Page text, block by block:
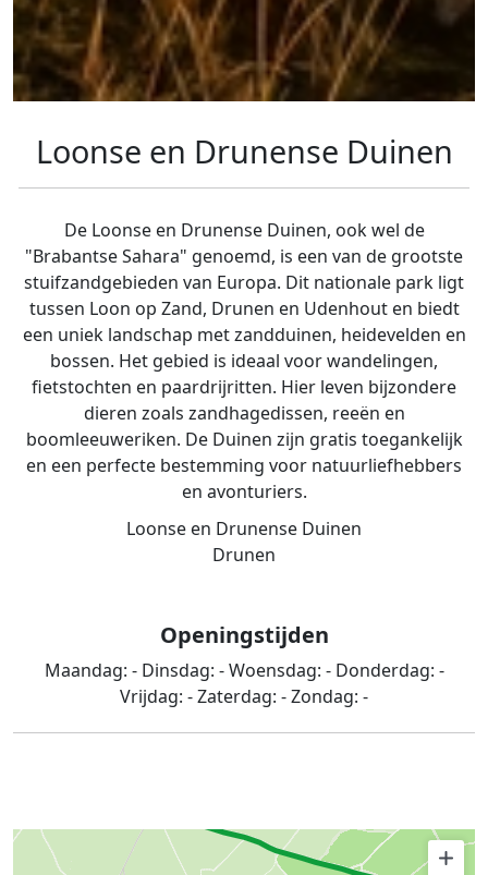
Loonse en Drunense Duinen
De Loonse en Drunense Duinen, ook wel de
"Brabantse Sahara" genoemd, is een van de grootste
stuifzandgebieden van Europa. Dit nationale park ligt
tussen Loon op Zand, Drunen en Udenhout en biedt
een uniek landschap met zandduinen, heidevelden en
bossen. Het gebied is ideaal voor wandelingen,
fietstochten en paardrijritten. Hier leven bijzondere
dieren zoals zandhagedissen, reeën en
boomleeuweriken. De Duinen zijn gratis toegankelijk
en een perfecte bestemming voor natuurliefhebbers
en avonturiers.
Loonse en Drunense Duinen
Drunen
Openingstijden
Maandag: - Dinsdag: -Woensdag: - Donderdag: -
Vrijdag: -Zaterdag: -Zondag: -